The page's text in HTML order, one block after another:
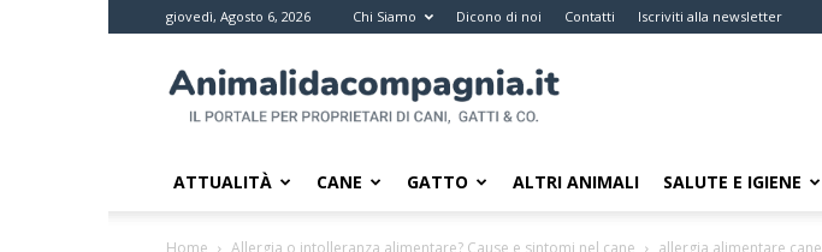
giovedì, Agosto 6, 2026 Chi Siamo Dicono di noi Contatti Iscriviti alla newsletter
da
compagnia
Il
ATTUALITÀ CANE GATTO ALTRI ANIMALI SALUTE E IGIENE
Home Allergia o intolleranza alimentare? Cause e sintomi nel cane allergia alimentare cane